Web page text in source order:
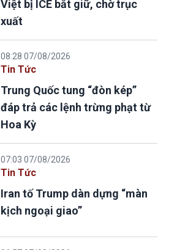
Việt bị ICE bắt giữ, chờ trục
xuất
08:28 07/08/2026
Tin Tức
Trung Quốc tung “đòn kép”
đáp trả các lệnh trừng phạt từ
Hoa Kỳ
07:03 07/08/2026
Tin Tức
Iran tố Trump dàn dựng “màn
kịch ngoại giao”